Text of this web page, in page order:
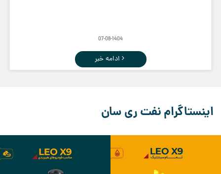
07-08-1404
ادامه خبر
اینستاگرام نفت ری سان